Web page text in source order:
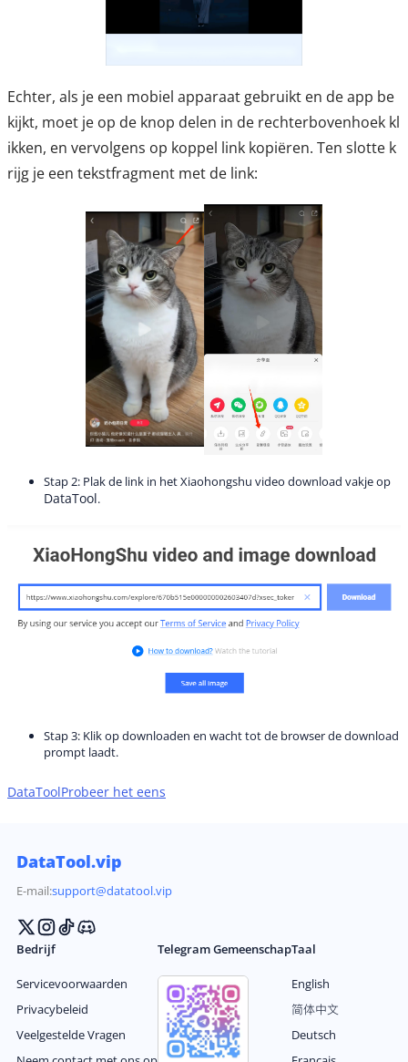
Echter, als je een mobiel apparaat gebruikt en de app be
kijkt, moet je op de knop delen in de rechterbovenhoek kl
ikken, en vervolgens op koppel link kopiëren. Ten slotte k
rijg je een tekstfragment met de link:
Stap 2: Plak de link in het Xiaohongshu video download vakje op
DataTool.
Stap 3: Klik op downloaden en wacht tot de browser de download
prompt laadt.
DataToolProbeer het eens
DataTool.vip
E-mail:support@datatool.vip
Bedrijf
Servicevoorwaarden
Privacybeleid
Veelgestelde Vragen
Telegram GemeenschapTaal
English
简体中文
Deutsch